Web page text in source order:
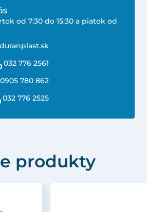
od 7:30 do 15:30 a piatok od
032 776 2561
0905 780 862
032 776 2525
produkty